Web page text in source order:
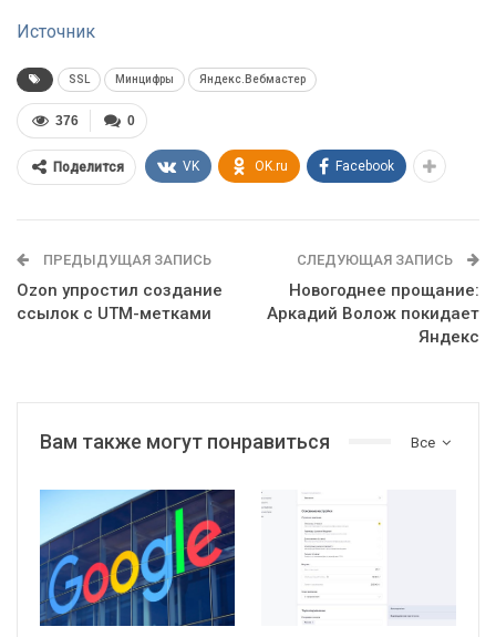
Источник
SSL Минцифры Яндекс.Вебмастер
0
376
Поделится VK OK.ru Facebook
ПРЕДЫДУЩАЯ ЗАПИСЬ
Ozon упростил создание
ссылок с UTM-метками
СЛЕДУЮЩАЯ ЗАПИСЬ
Новогоднее прощание:
Аркадий Волож покидает
Яндекс
Все
Вам также могут понравиться